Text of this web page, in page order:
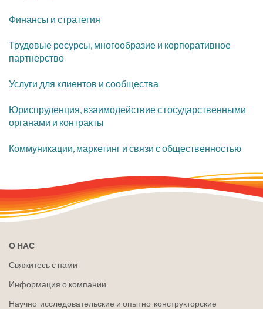
Финансы и стратегия
Трудовые ресурсы, многообразие и корпоративное
партнерство
Услуги для клиентов и сообщества
Юриспруденция, взаимодействие с государственными
органами и контракты
Коммуникации, маркетинг и связи с общественностью
О НАС
Свяжитесь с нами
Информация о компании
Научно-исследовательские и опытно-конструкторские